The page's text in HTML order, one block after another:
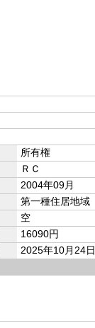
所有権
ＲＣ
2004年09月
第一種住居地域
空
16090円
2025年10月24日